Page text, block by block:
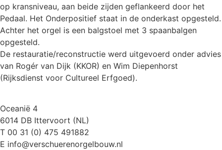
op kransniveau, aan beide zijden geflankeerd door het
Pedaal. Het Onderpositief staat in de onderkast opgesteld.
Achter het orgel is een balgstoel met 3 spaanbalgen
opgesteld.
De restauratie/reconstructie werd uitgevoerd onder advies
van Rogér van Dijk (KKOR) en Wim Diepenhorst
(Rijksdienst voor Cultureel Erfgoed).
Oceanië 4
6014 DB Ittervoort (NL)
T 00 31 (0) 475 491882
E info@verschuerenorgelbouw.nl